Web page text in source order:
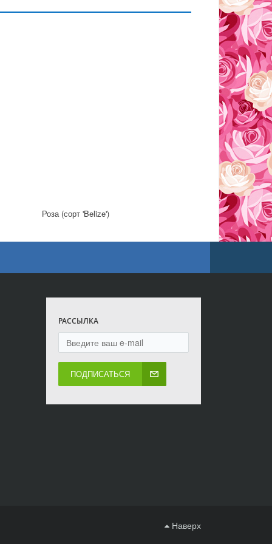
Роза (сорт 'Belize')
РАССЫЛКА
ПОДПИСАТЬСЯ
Наверх